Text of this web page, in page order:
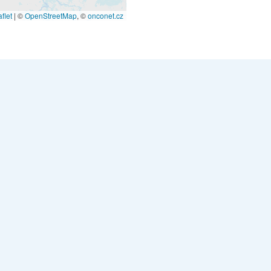
| ©OpenStreetMap, ©onconet.cz